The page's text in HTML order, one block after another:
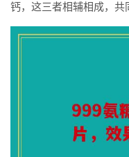
钙，这三者相辅相成，共